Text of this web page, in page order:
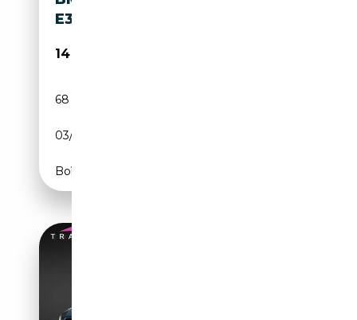
E36
14 900€
68 000 km
03/1993
Boîte automatique